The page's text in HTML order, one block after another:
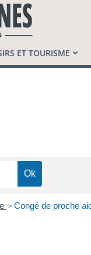
ET TOURISME
>Congé de proche